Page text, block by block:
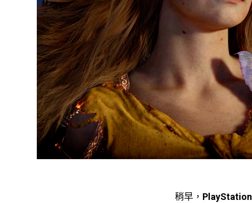
稍早， PlayStation